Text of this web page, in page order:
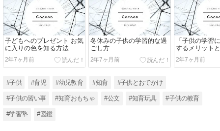
子どもへのプレゼント お気
に入りの色を知る方法
2年7ヶ月前
冬休みの子供の学習的な過
ごし方
2年7ヶ月前
「子供の学習
するメリット
2年7ヶ月前
#子供 #育児 #幼児教育 #知育 #子供とおでかけ
#子供の習い事 #知育おもちゃ #公文 #知育玩具 #子供の教育
#学習塾 #図鑑